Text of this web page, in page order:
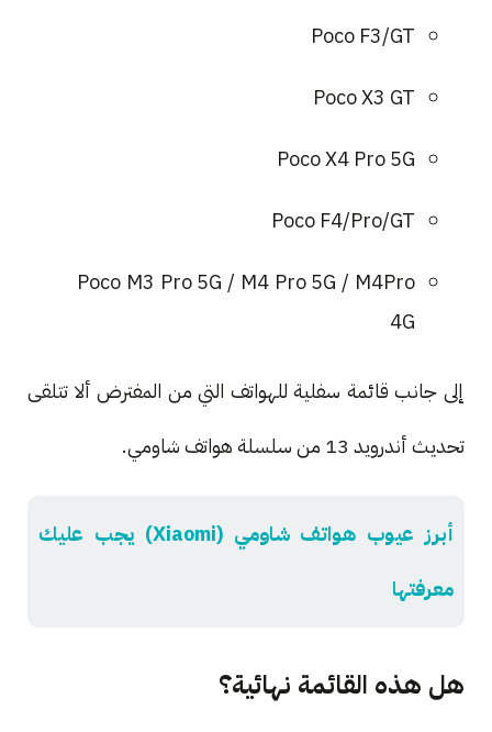
Poco F3/GT
Poco X3 GT
Poco X4 Pro 5G
Poco F4/Pro/GT
Poco M3 Pro 5G / M4 Pro 5G / M4Pro
4G
إلى جانب قائمة سفلية للهواتف التي من المفترض ألا تتلقى
تحديث أندرويد 13 من سلسلة هواتف شاومي.
أبرز عيوب هواتف شاومي (Xiaomi) يجب عليك
معرفتها
هل هذه القائمة نهائية؟